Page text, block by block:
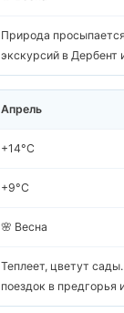
Природа
экскурсий в Дербент
Апрель
+14°C
+9°C
🌸 Весна
Теплеет, цветут
поездок в предгорья